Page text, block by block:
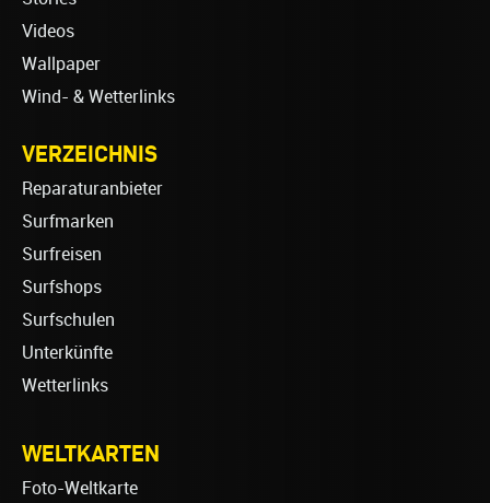
Videos
Wallpaper
Wind- & Wetterlinks
VERZEICHNIS
Reparaturanbieter
Surfmarken
Surfreisen
Surfshops
Surfschulen
Unterkünfte
Wetterlinks
WELTKARTEN
Foto-Weltkarte